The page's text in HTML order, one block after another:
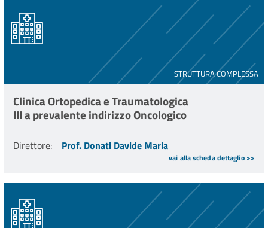
STRUTTURA COMPLESSA
Clinica Ortopedica e Traumatologica
III a prevalente indirizzo Oncologico
Direttore: Prof. Donati Davide Maria
vai alla scheda dettaglio >>